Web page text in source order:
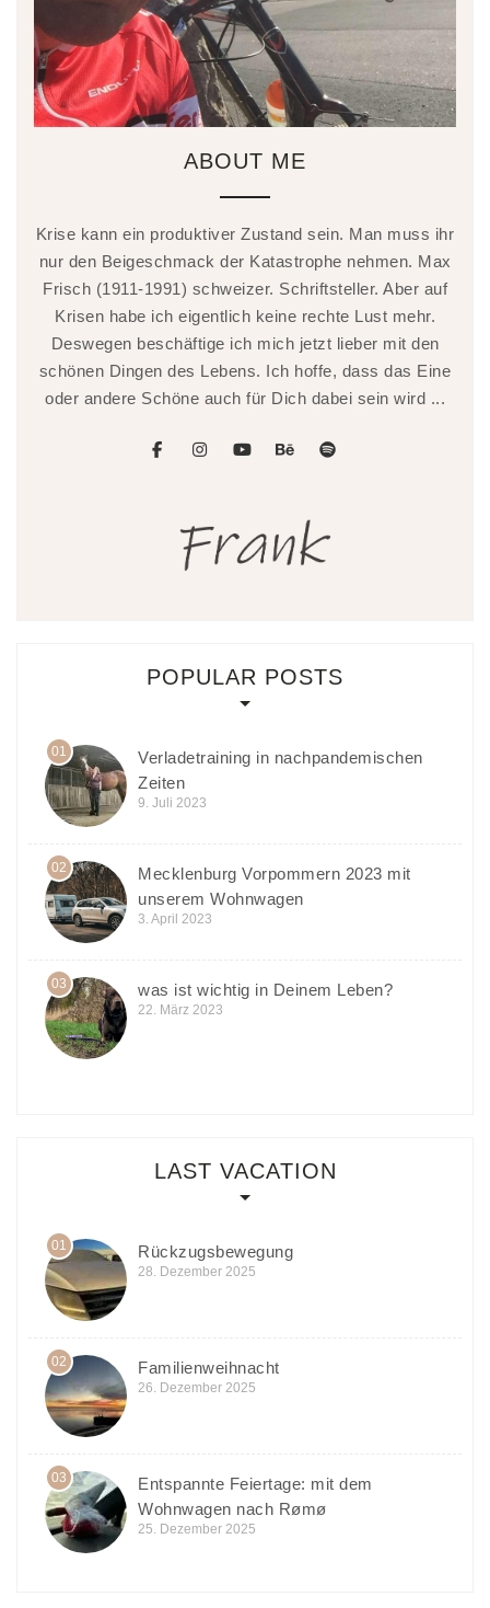
ABOUT ME
Krise kann ein produktiver Zustand sein. Man muss ihr
nur den Beigeschmack der Katastrophe nehmen. Max
Frisch (1911-1991) schweizer. Schriftsteller. Aber auf
Krisen habe ich eigentlich keine rechte Lust mehr.
Deswegen beschäftige ich mich jetzt lieber mit den
schönen Dingen des Lebens. Ich hoffe, dass das Eine
oder andere Schöne auch für Dich dabei sein wird ...
POPULAR POSTS
01
Verladetraining in nachpandemischen
Zeiten
9. Juli 2023
02
Mecklenburg Vorpommern 2023 mit
unserem Wohnwagen
3. April 2023
03 was ist wichtig in Deinem Leben?
22. März 2023
LAST VACATION
01 Rückzugsbewegung
28. Dezember 2025
02 Familienweihnacht
26. Dezember 2025
03
Entspannte Feiertage: mit dem
Wohnwagen nach Rømø
25. Dezember 2025